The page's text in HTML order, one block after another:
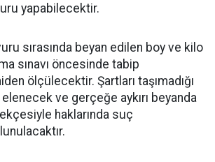
yapabilecektir.
sırasında beyan edilen boy ve kilo
sınavı öncesinde tabip
ölçülecektir. Şartları taşımadığı
elenecek ve gerçeğe aykırı beyanda
haklarında suç